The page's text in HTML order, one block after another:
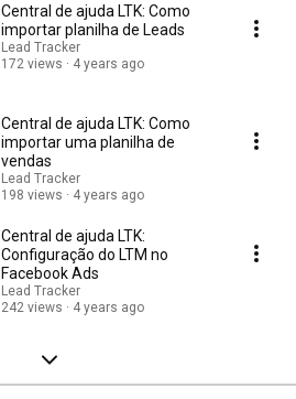
Central de ajuda LTK: Como
importar planilha de Leads
Lead Tracker
172 views
4 years ago
Central de ajuda LTK: Como
importar uma planilha de
vendas
Lead Tracker
198 views
4 years ago
Central de ajuda LTK:
Configuração do LTM no
Facebook Ads
Lead Tracker
242 views
4 years ago